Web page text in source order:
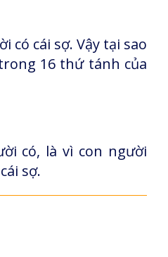
có cái sợ. Vậy tại sao
16 thứ tánh của
có, là vì con người
sợ.